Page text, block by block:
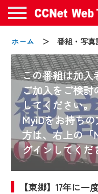
ホーム ＞ 番組・写真
この番組は加入
ご加入をご検討
してください。
MyiDをお持ち
方は、右上の「
グインしてくだ
【東郷】17年に
2024/09/02
動画配信サービス
年9月24日から